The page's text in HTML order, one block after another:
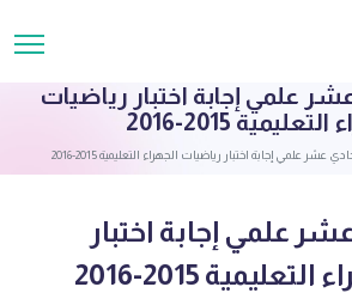
علمي إجابة اختبار رياضيات
2015-2016
عشر علمي إجابة اختبار رياضيات الجهراء التعليمية 2015-2016
علمي إجابة اختبار
2015-2016